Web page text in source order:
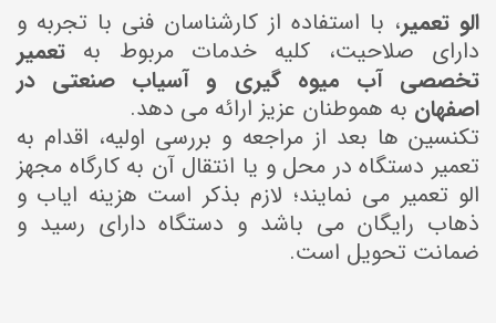
الو تعمیر، با استفاده از کارشناسان فنی با تجربه و
دارای صلاحیت، کلیه خدمات مربوط به تعمیر
تخصصی آب میوه گیری و آسیاب صنعتی در
اصفهان به هموطنان عزیز ارائه می دهد.
تکنسین ها بعد از مراجعه و بررسی اولیه، اقدام به
تعمیر دستگاه در محل و یا انتقال آن به کارگاه مجهز
الو تعمیر می نمایند؛ لازم بذکر است هزینه ایاب و
ذهاب رایگان می باشد و دستگاه دارای رسید و
ضمانت تحویل است.